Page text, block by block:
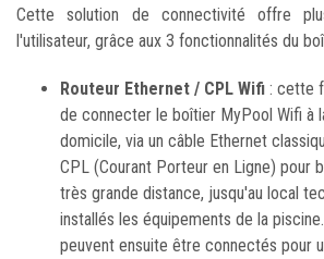
Cette solution de connectivité offre
l'utilisateur, grâce aux 3 fonctionnalités du
Routeur Ethernet / CPL Wifi : cette
de connecter le boîtier MyPool Wifi à
domicile, via un câble Ethernet
CPL (Courant Porteur en Ligne) pour
très grande distance, jusqu'au local
installés les équipements de la
peuvent ensuite être connectés pour